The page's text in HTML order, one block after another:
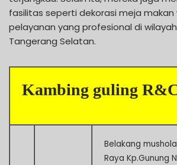
fasilitas seperti dekorasi meja makan
pelayanan yang profesional di
Tangerang Selatan.
Kambing guling
Belakang
Raya Kp.Gunung